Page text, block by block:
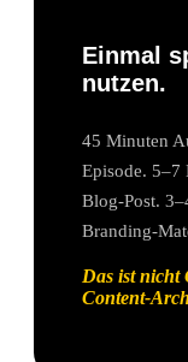
Einmal
nutzen.
45 Minuten
Episode. 5–7
Blog-Post.
Branding-
Das ist nicht
Content-